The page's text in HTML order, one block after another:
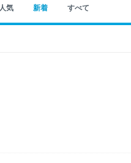
人気 新着 すべて